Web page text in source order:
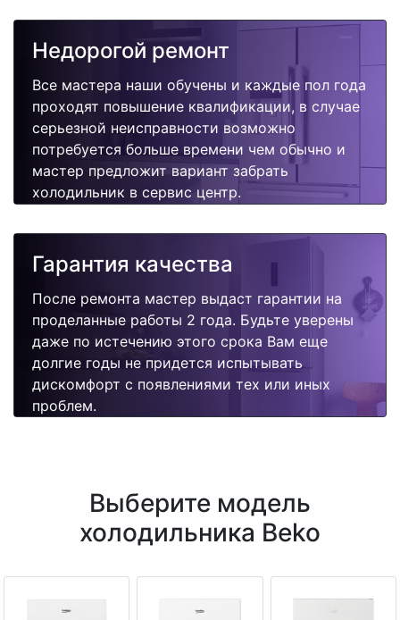
Недорогой ремонт
Все мастера наши обучены и каждые пол года
проходят повышение квалификации, в случае
серьезной неисправности возможно
потребуется больше времени чем обычно и
мастер предложит вариант забрать
холодильник в сервис центр.
Гарантия качества
После ремонта мастер выдаст гарантии на
проделанные работы 2 года. Будьте уверены
даже по истечению этого срока Вам еще
долгие годы не придется испытывать
дискомфорт с появлениями тех или иных
проблем.
Выберите модель
холодильника Beko